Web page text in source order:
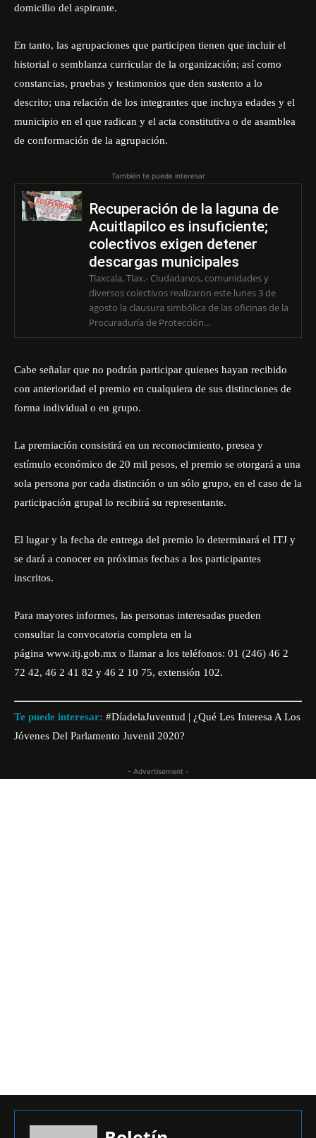
domicilio del aspirante.
En tanto, las agrupaciones que participen tienen que incluir el
historial o semblanza curricular de la organización; así como
constancias, pruebas y testimonios que den sustento a lo
descrito; una relación de los integrantes que incluya edades y el
municipio en el que radican y el acta constitutiva o de asamblea
de conformación de la agrupación.
También te puede interesar
Recuperación de la laguna de
Acuitlapilco es insuficiente;
colectivos exigen detener
descargas municipales
Tlaxcala, Tlax.- Ciudadanos, comunidades y
diversos colectivos realizaron este lunes 3 de
agosto la clausura simbólica de las oficinas de la
Procuraduría de Protección...
Cabe señalar que no podrán participar quienes hayan recibido
con anterioridad el premio en cualquiera de sus distinciones de
forma individual o en grupo.
La premiación consistirá en un reconocimiento, presea y
estímulo económico de 20 mil pesos, el premio se otorgará a una
sola persona por cada distinción o un sólo grupo, en el caso de la
participación grupal lo recibirá su representante.
El lugar y la fecha de entrega del premio lo determinará el ITJ y
se dará a conocer en próximas fechas a los participantes
inscritos.
Para mayores informes, las personas interesadas pueden
consultar la convocatoria completa en la
página www.itj.gob.mx o llamar a los teléfonos: 01 (246) 46 2
72 42, 46 2 41 82 y 46 2 10 75, extensión 102.
Te puede interesar: #DíadelaJuventud | ¿Qué Les Interesa A Los
Jóvenes Del Parlamento Juvenil 2020?
- Advertisement -